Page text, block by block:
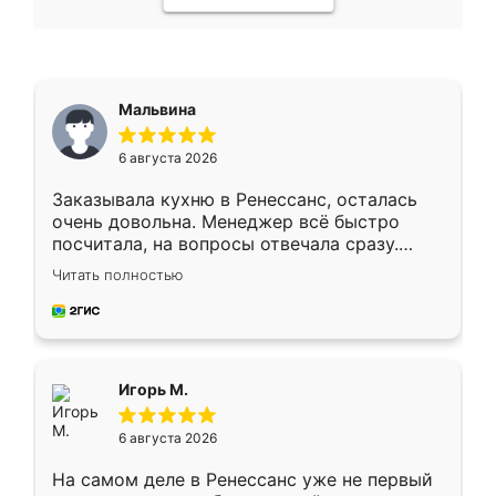
Мальвина
6 августа 2026
Заказывала кухню в Ренессанс, осталась
очень довольна. Менеджер всё быстро
посчитала, на вопросы отвечала сразу.
Замерщик приехал в субботу, подошёл к
делу со всей ответственностью. Собрали
за день, ребята работали аккуратно, даже
Читать полностью
Игорь М.
6 августа 2026
На самом деле в Ренессанс уже не первый